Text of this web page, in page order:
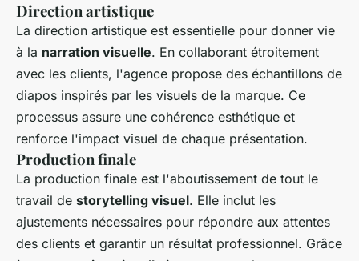
Direction artistique
La direction artistique est essentielle pour donner vie
à la narration visuelle. En collaborant étroitement
avec les clients, l'agence propose des échantillons de
diapos inspirés par les visuels de la marque. Ce
processus assure une cohérence esthétique et
renforce l'impact visuel de chaque présentation.
Production finale
La production finale est l'aboutissement de tout le
travail de storytelling visuel. Elle inclut les
ajustements nécessaires pour répondre aux attentes
des clients et garantir un résultat professionnel. Grâce